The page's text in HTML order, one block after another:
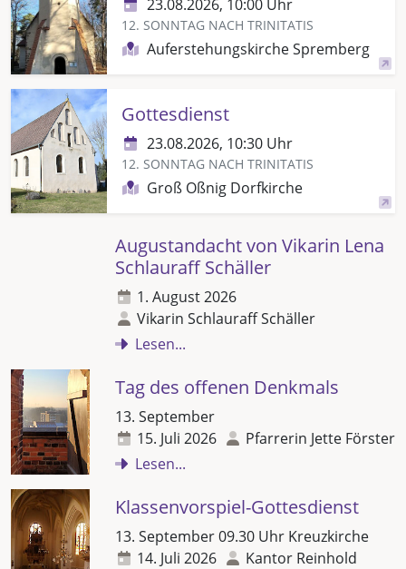
23.08.2026, 10:00 Uhr
12. SONNTAG NACH TRINITATIS
Auferstehungskirche Spremberg
Gottesdienst
23.08.2026, 10:30 Uhr
12. SONNTAG NACH TRINITATIS
Groß Oßnig Dorfkirche
Augustandacht von Vikarin Lena
Schlauraff Schäller
1. August 2026
Vikarin Schlauraff Schäller
Lesen...
Tag des offenen Denkmals
13. September
15. Juli 2026
Pfarrerin Jette Förster
Lesen...
Klassenvorspiel-Gottesdienst
13. September 09.30 Uhr Kreuzkirche
14. Juli 2026
Kantor Reinhold